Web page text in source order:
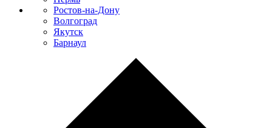
Ростов-на-Дону
Волгоград
Якутск
Барнаул